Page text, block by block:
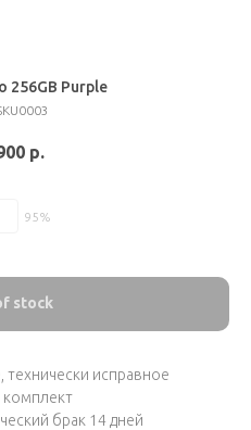
256GB Purple
р.
95%
stock
исправное
брак 14 дней